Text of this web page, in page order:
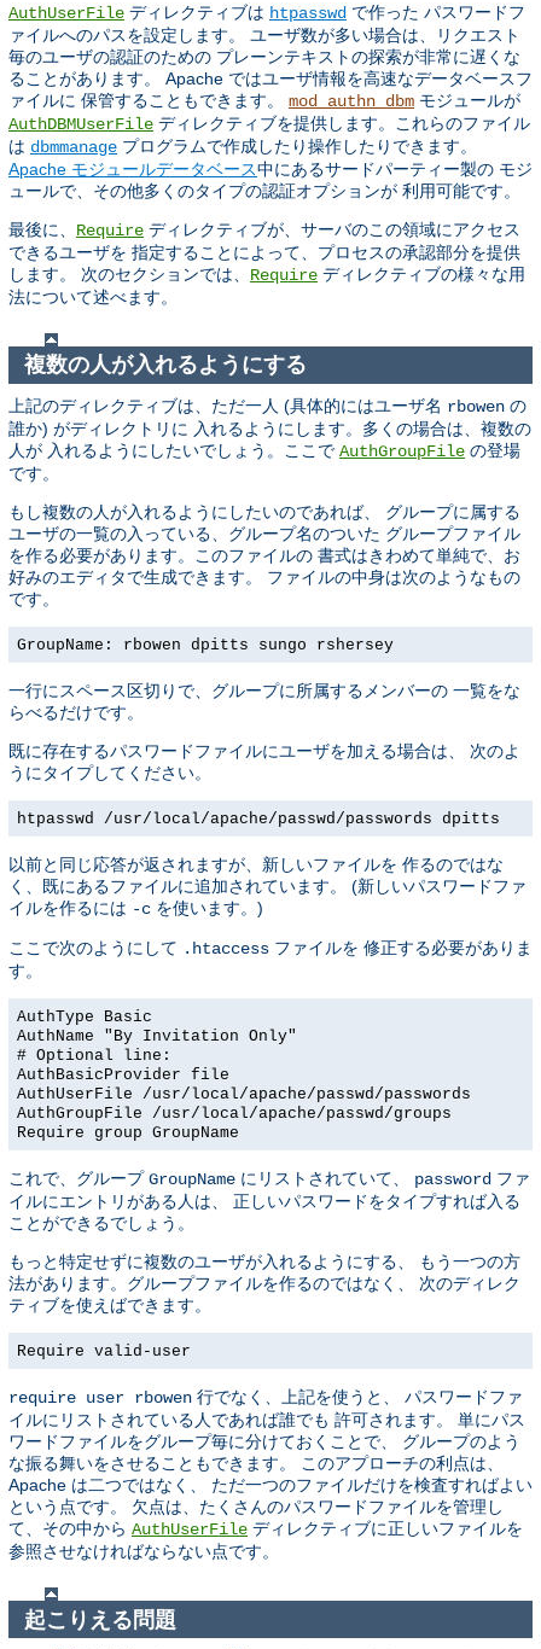
AuthUserFile ディレクティブは htpasswd で作った パスワードフ
ァイルへのパスを設定します。 ユーザ数が多い場合は、リクエスト
毎のユーザの認証のための プレーンテキストの探索が非常に遅くな
ることがあります。 Apache ではユーザ情報を高速なデータベースフ
ァイルに 保管することもできます。 mod_authn_dbm モジュールが
AuthDBMUserFile ディレクティブを提供します。これらのファイル
は dbmmanage プログラムで作成したり操作したりできます。
Apache モジュールデータベース中にあるサードパーティー製の モジ
ュールで、その他多くのタイプの認証オプションが 利用可能です。
最後に、 Require ディレクティブが、サーバのこの領域にアクセス
できるユーザを 指定することによって、プロセスの承認部分を提供
します。 次のセクションでは、 Require ディレクティブの様々な用
法について述べます。
複数の人が入れるようにする
上記のディレクティブは、ただ一人 (具体的にはユーザ名 rbowen の
誰か) がディレクトリに 入れるようにします。多くの場合は、複数の
人が 入れるようにしたいでしょう。ここで AuthGroupFile の登場
です。
もし複数の人が入れるようにしたいのであれば、 グループに属する
ユーザの一覧の入っている、グループ名のついた グループファイル
を作る必要があります。このファイルの 書式はきわめて単純で、お
好みのエディタで生成できます。 ファイルの中身は次のようなもの
です。
GroupName: rbowen dpitts sungo rshersey
一行にスペース区切りで、グループに所属するメンバーの 一覧をな
らべるだけです。
既に存在するパスワードファイルにユーザを加える場合は、 次のよ
うにタイプしてください。
htpasswd /usr/local/apache/passwd/passwords dpitts
以前と同じ応答が返されますが、新しいファイルを 作るのではな
く、既にあるファイルに追加されています。 (新しいパスワードファ
イルを作るには -c を使います。)
ここで次のようにして .htaccess ファイルを 修正する必要がありま
す。
AuthType Basic
AuthName "By Invitation Only"
# Optional line:
AuthBasicProvider file
AuthUserFile /usr/local/apache/passwd/passwords
AuthGroupFile /usr/local/apache/passwd/groups
Require group GroupName
これで、グループGroupName にリストされていて、 password ファ
イルにエントリがある人は、 正しいパスワードをタイプすれば入る
ことができるでしょう。
もっと特定せずに複数のユーザが入れるようにする、 もう一つの方
法があります。グループファイルを作るのではなく、 次のディレク
ティブを使えばできます。
Require valid-user
require user rbowen 行でなく、上記を使うと、 パスワードファ
イルにリストされている人であれば誰でも 許可されます。 単にパス
ワードファイルをグループ毎に分けておくことで、 グループのよう
な振る舞いをさせることもできます。 このアプローチの利点は、
Apache は二つではなく、 ただ一つのファイルだけを検査すればよい
という点です。 欠点は、たくさんのパスワードファイルを管理し
て、その中から AuthUserFile ディレクティブに正しいファイルを
参照させなければならない点です。
起こりえる問題